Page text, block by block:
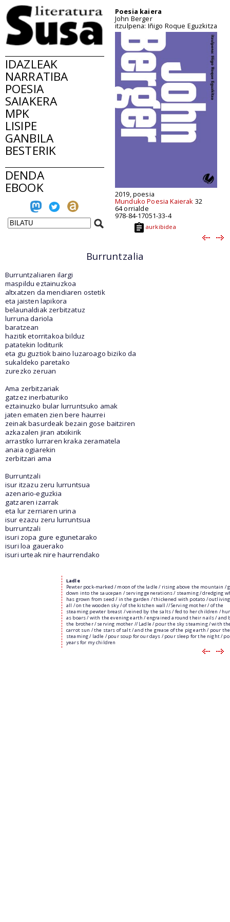
IDAZLEAK
NARRATIBA
POESIA
SAIAKERA
MPK
LISIPE
GANBILA
BESTERIK
DENDA
EBOOK
Poesia kaiera
John Berger
itzulpena: Iñigo Roque Eguzkitza
2019, poesia
Munduko Poesia Kaierak 32
64 orrialde
978-84-17051-33-4
aurkibidea
Burruntzalia
Burruntzaliaren ilargi
maspildu eztainuzkoa
altxatzen da mendiaren ostetik
eta jaisten lapikora
belaunaldiak zerbitzatuz
lurruna dariola
baratzean
hazitik etorritakoa bilduz
patatekin loditurik
eta gu guztiok baino luzaroago biziko da
sukaldeko paretako
zurezko zeruan
Ama zerbitzariak
gatzez inerbaturiko
eztainuzko bular lurruntsuko amak
jaten ematen zien bere haurrei
zeinak basurdeak bezain gose baitziren
azkazalen jiran atxikirik
arrastiko lurraren kraka zeramatela
anaia ogiarekin
zerbitzari ama
Burruntzali
isur itzazu zeru lurruntsua
azenario-eguzkia
gatzaren izarrak
eta lur zerriaren urina
isur ezazu zeru lurruntsua
burruntzali
isuri zopa gure egunetarako
isuri loa gauerako
isuri urteak nire haurrendako
Ladle
Pewter pock-marked / moon of the ladle / rising above the mountain /
down into the saucepan / serving generations / steaming / dredging
has grown from seed / in the garden / thickened with potato /
all / on the wooden sky / of the kitchen wall // Serving mother / of the
steaming pewter breast / veined by the salts / fed to her children /
as boars / with the evening earth / engrained around their nails / and
the brother / serving mother // Ladle / pour the sky steaming / with
carrot sun / the stars of salt / and the grease of the pig earth / pour
steaming / ladle / pour soup for our days / pour sleep for the night /
years for my children